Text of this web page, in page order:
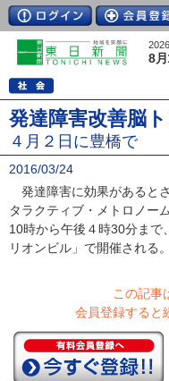
8
発達障害改善脳
４月２日に豊橋で
2016/03/24
発達障害に効果があると
タラクティブ・メトロノー
10時から午後４時30分まで
リオンビル」で開催される
この記事
会員登録すると